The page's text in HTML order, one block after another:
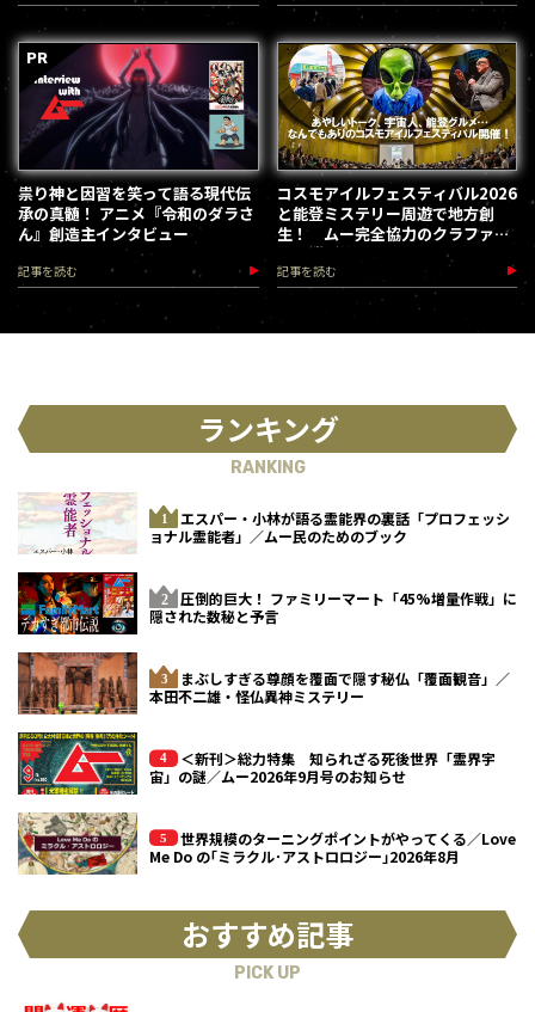
祟り神と因習を笑って語る現代伝
承の真髄！ アニメ『令和のダラさ
ん』創造主インタビュー
記事を読む
コスモアイルフェスティバル2026
と能登ミステリー周遊で地方創
生！ ムー完全協力のクラファン
第３弾が始動
記事を読む
ランキング
RANKING
エスパー・小林が語る霊能界の裏話「プロフェッシ
ョナル霊能者」／ムー民のためのブック
圧倒的巨大！ ファミリーマート「45%増量作戦」に
隠された数秘と予言
まぶしすぎる尊顔を覆面で隠す秘仏「覆面観音」／
本田不二雄・怪仏異神ミステリー
＜新刊＞総力特集 知られざる死後世界「霊界宇
宙」の謎／ムー2026年9月号のお知らせ
世界規模のターニングポイントがやってくる／Love
Me Do の｢ミラクル･アストロロジー｣2026年8月
おすすめ記事
PICK UP